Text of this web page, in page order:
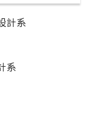
計系
系